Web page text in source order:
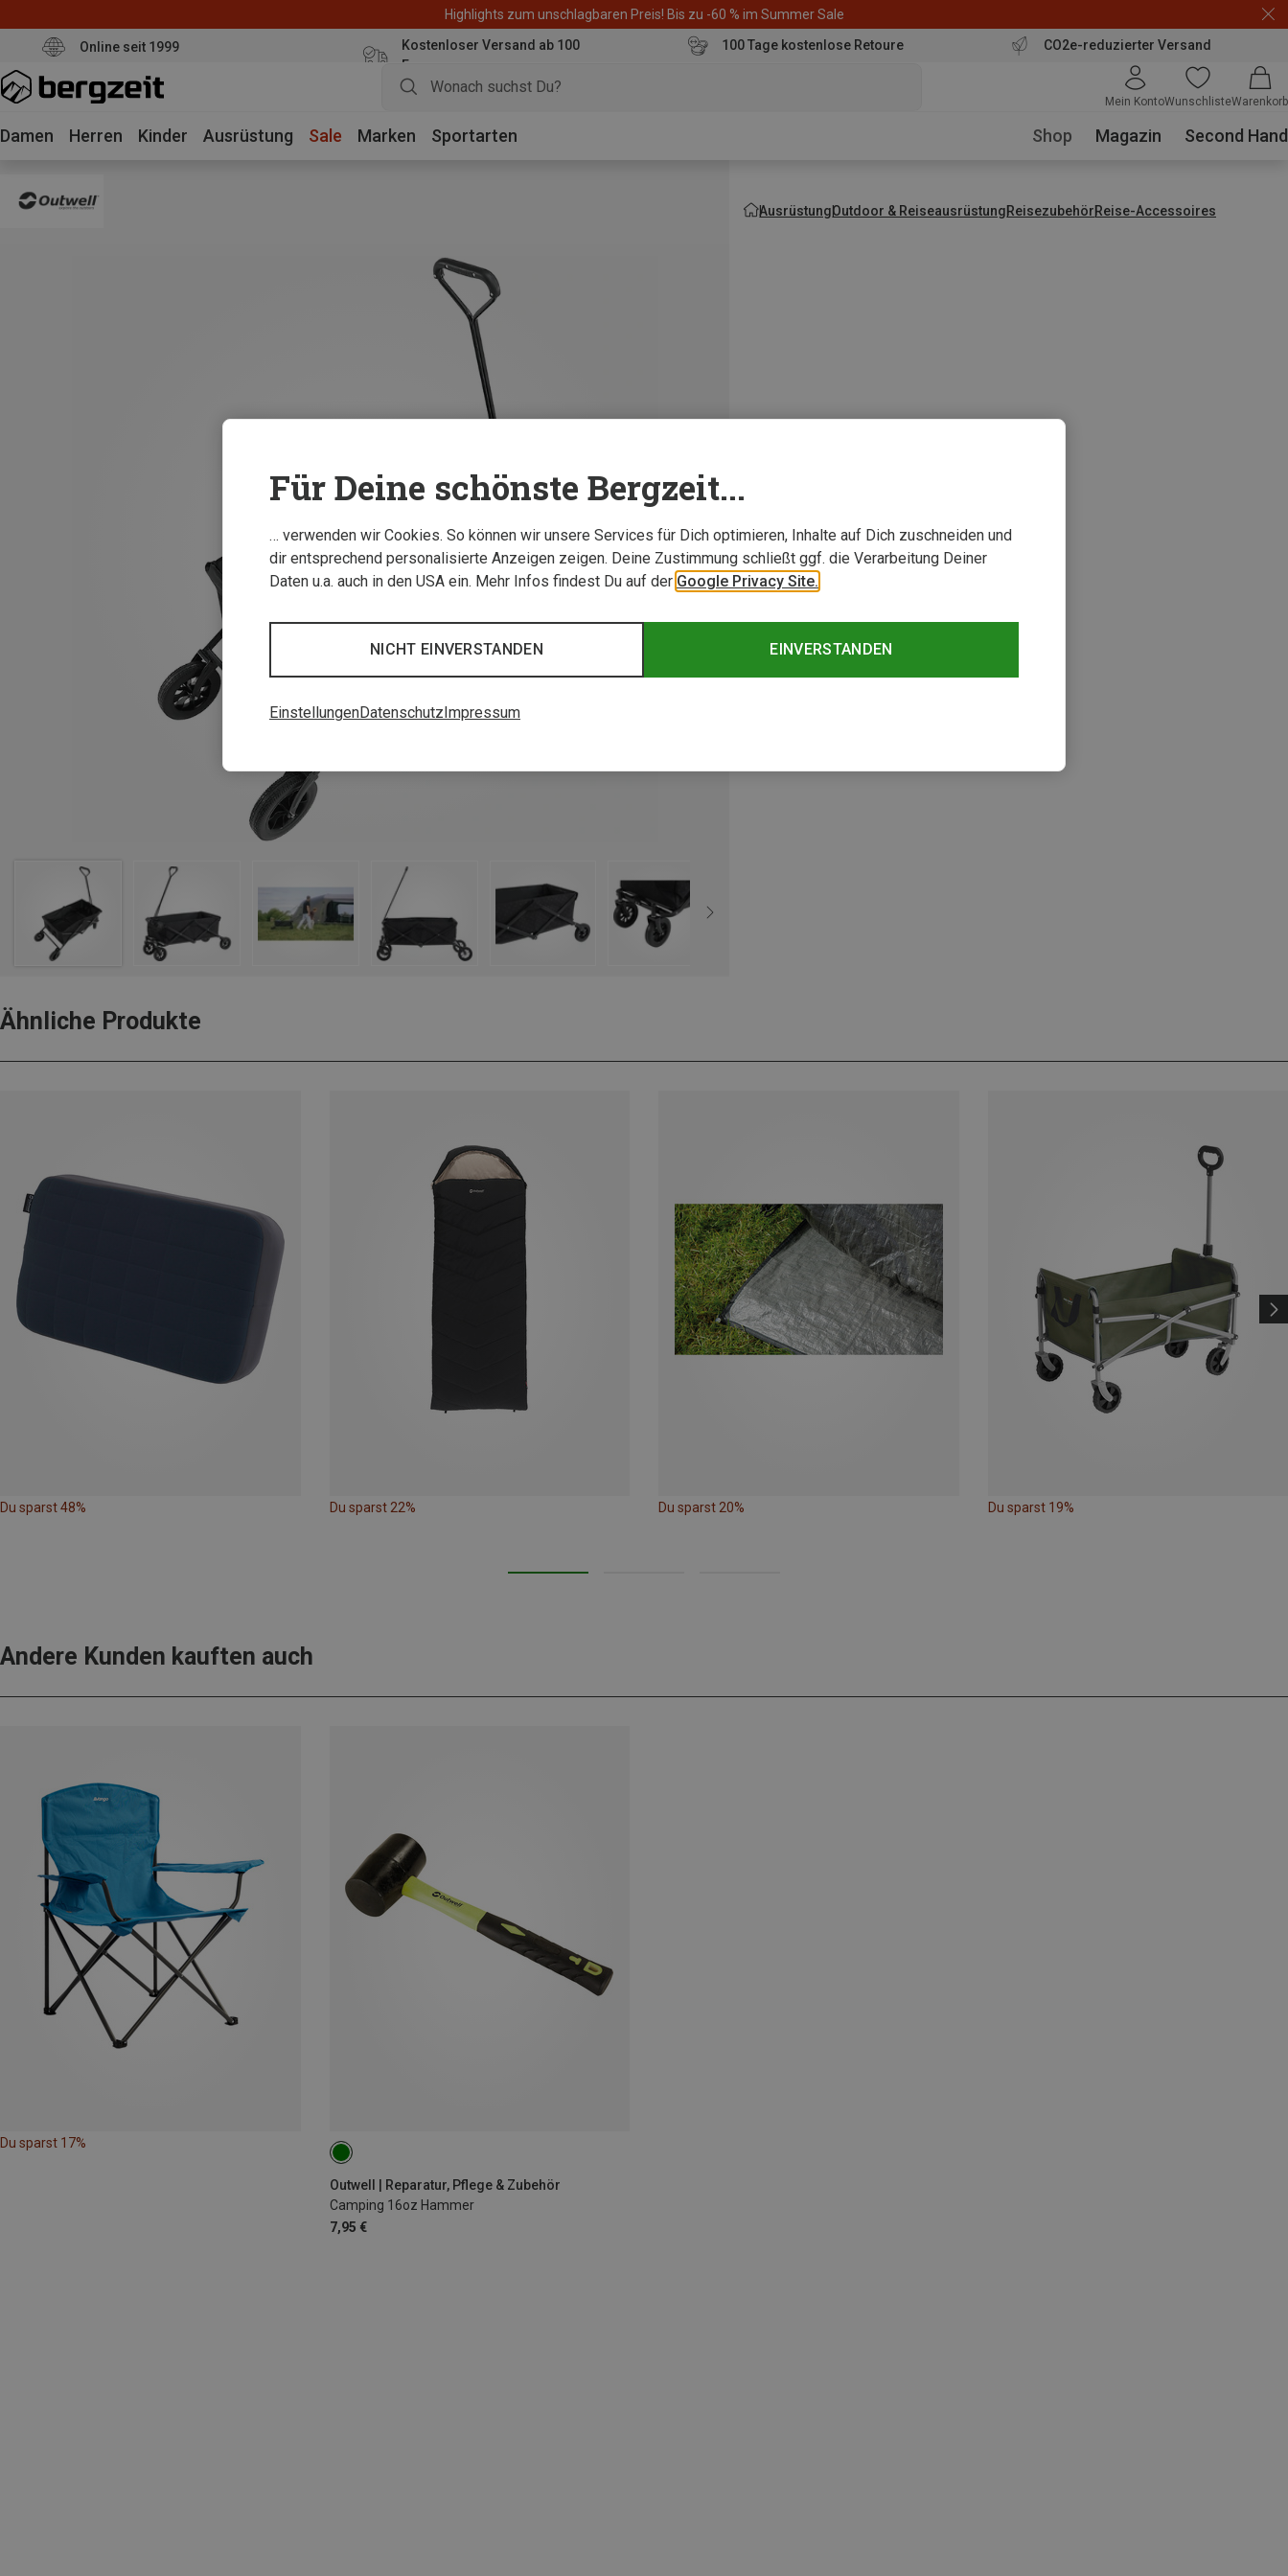
Highlights zum unschlagbaren Preis! Bis zu -60 % im Summer Sale
Online seit 1999
Kostenloser Versand ab 100
Euro
100 Tage kostenlose Retoure CO2e-reduzierter Versand
Mein KontoWunschlisteWarenkorb
Damen Herren Kinder Ausrüstung Sale Marken Sportarten Shop Magazin Second Hand
AusrüstungOutdoor & ReiseausrüstungReisezubehörReise-Accessoires
Ähnliche Produkte
Du sparst 48% Du sparst 22% Du sparst 20% Du sparst 19%
Andere Kunden kauften auch
Du sparst 17%
Outwell | Reparatur, Pflege & Zubehör
Camping 16oz Hammer
7,95 €
Für Deine schönste Bergzeit...
… verwenden wir Cookies. So können wir unsere Services für Dich optimieren, Inhalte auf Dich zuschneiden und
dir entsprechend personalisierte Anzeigen zeigen. Deine Zustimmung schließt ggf. die Verarbeitung Deiner
Daten u.a. auch in den USA ein. Mehr Infos findest Du auf der Google Privacy Site.
EINVERSTANDEN
NICHT EINVERSTANDEN
EinstellungenDatenschutzImpressum